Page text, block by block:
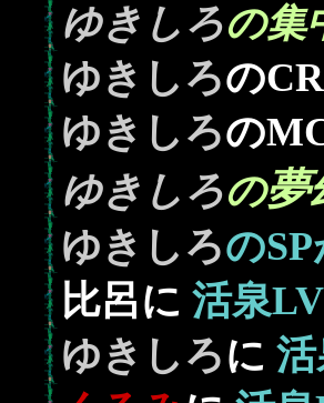
ゆきしろの集
ゆきしろの
ゆきしろの
ゆきしろの夢
ゆきしろの
比呂に 活泉
ゆきしろに